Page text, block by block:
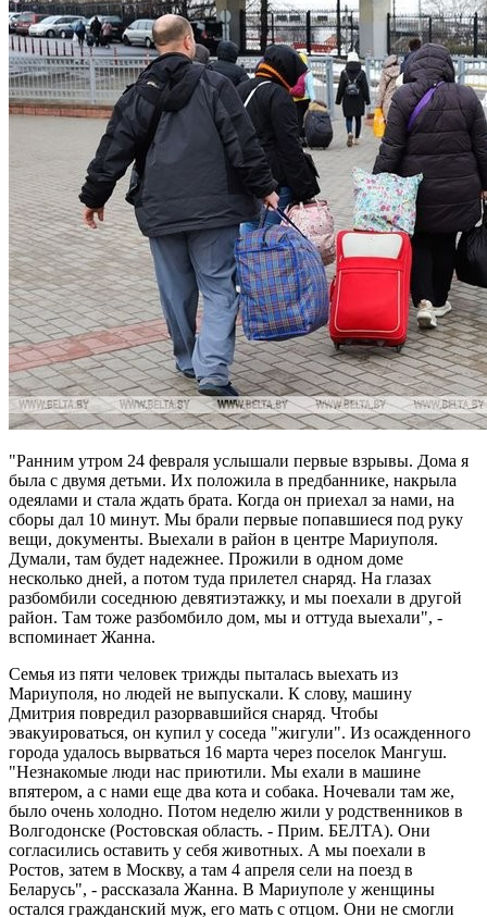
"Ранним утром 24 февраля услышали первые взрывы. Дома я
была с двумя детьми. Их положила в предбаннике, накрыла
одеялами и стала ждать брата. Когда он приехал за нами, на
сборы дал 10 минут. Мы брали первые попавшиеся под руку
вещи, документы. Выехали в район в центре Мариуполя.
Думали, там будет надежнее. Прожили в одном доме
несколько дней, а потом туда прилетел снаряд. На глазах
разбомбили соседнюю девятиэтажку, и мы поехали в другой
район. Там тоже разбомбило дом, мы и оттуда выехали", -
вспоминает Жанна.
Семья из пяти человек трижды пыталась выехать из
Мариуполя, но людей не выпускали. К слову, машину
Дмитрия повредил разорвавшийся снаряд. Чтобы
эвакуироваться, он купил у соседа "жигули". Из осажденного
города удалось вырваться 16 марта через поселок Мангуш.
"Незнакомые люди нас приютили. Мы ехали в машине
впятером, а с нами еще два кота и собака. Ночевали там же,
было очень холодно. Потом неделю жили у родственников в
Волгодонске (Ростовская область. - Прим. БЕЛТА). Они
согласились оставить у себя животных. А мы поехали в
Ростов, затем в Москву, а там 4 апреля сели на поезд в
Беларусь", - рассказала Жанна. В Мариуполе у женщины
остался гражданский муж, его мать с отцом. Они не смогли